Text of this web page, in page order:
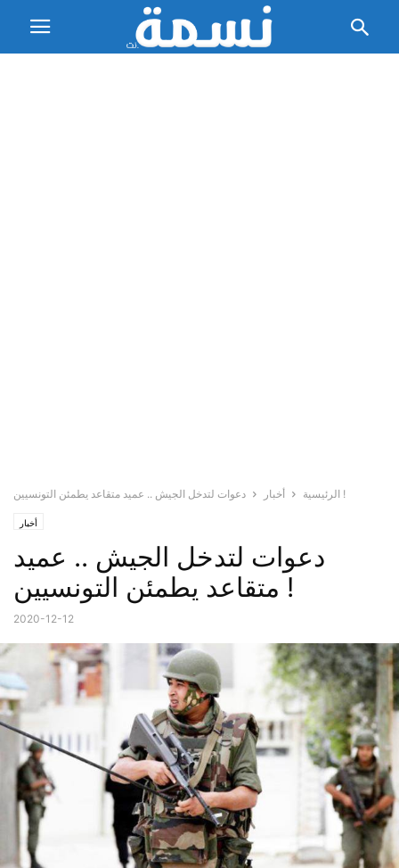
الرئيسية أخبار دعوات لتدخل الجيش .. عميد متقاعد يطمئن التونسيين !
أخبار
دعوات لتدخل الجيش .. عميد
متقاعد يطمئن التونسيين !
2020-12-12